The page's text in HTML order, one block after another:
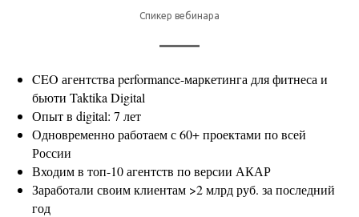
Спикер вебинара
CEO агентства performance-маркетинга для фитнеса и
бьюти Taktika Digital
Опыт в digital: 7 лет
Одновременно работаем с 60+ проектами по всей
России
Входим в топ-10 агентств по версии АКАР
Заработали своим клиентам >2 млрд руб. за последний
год